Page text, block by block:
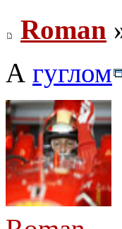
Roman
А гуглом